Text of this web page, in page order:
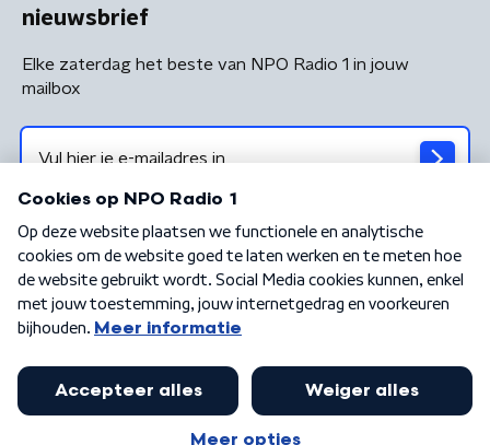
nieuwsbrief
Elke zaterdag het beste van NPO Radio 1 in jouw
mailbox
Algemene voorwaarden